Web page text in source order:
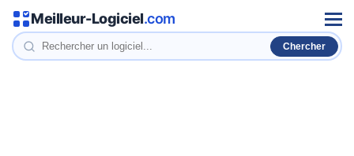
Meilleur-Logiciel.com